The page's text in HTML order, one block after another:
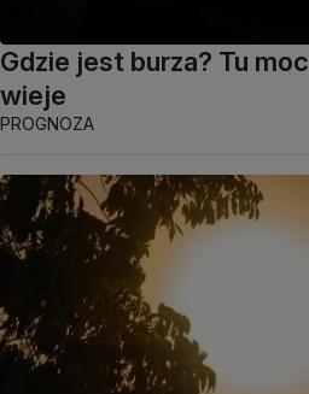
Gdzie jest burza? Tu
wieje
PROGNOZA